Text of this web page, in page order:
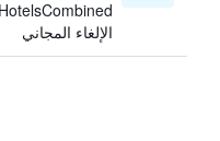
الإلغاء المجاني